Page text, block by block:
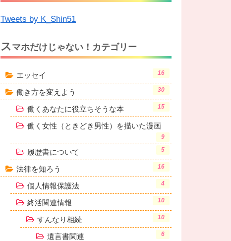
Tweets by K_Shin51
ス マホだけじゃない！カテゴリー
エッセイ 16
働き方を変えよう 30
働くあなたに役立ちそうな本 15
働く女性（ときどき男性）を描いた漫画
9
履歴書について 5
法律を知ろう 16
個人情報保護法 4
終活関連情報 10
すんなり相続 10
遺言書関連 6